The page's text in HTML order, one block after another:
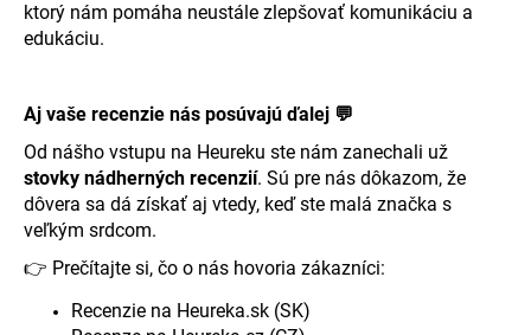
ktorý nám pomáha neustále zlepšovať komunikáciu a
edukáciu.
Aj vaše recenzie nás posúvajú ďalej 💬
Od nášho vstupu na Heureku ste nám zanechali už
stovky nádherných recenzií. Sú pre nás dôkazom, že
dôvera sa dá získať aj vtedy, keď ste malá značka s
veľkým srdcom.
👉 Prečítajte si, čo o nás hovoria zákazníci:
Recenzie na Heureka.sk (SK)